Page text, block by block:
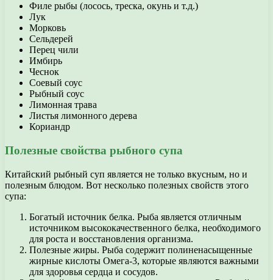
Филе рыбы (лосось, треска, окунь и т.д.)
Лук
Морковь
Сельдерей
Перец чили
Имбирь
Чеснок
Соевый соус
Рыбный соус
Лимонная трава
Листья лимонного дерева
Кориандр
Полезные свойства рыбного супа
Китайский рыбный суп является не только вкусным, но и
полезным блюдом. Вот несколько полезных свойств этого
супа:
Богатый источник белка. Рыба является отличным
источником высококачественного белка, необходимого
для роста и восстановления организма.
Полезные жиры. Рыба содержит полиненасыщенные
жирные кислоты Омега-3, которые являются важными
для здоровья сердца и сосудов.